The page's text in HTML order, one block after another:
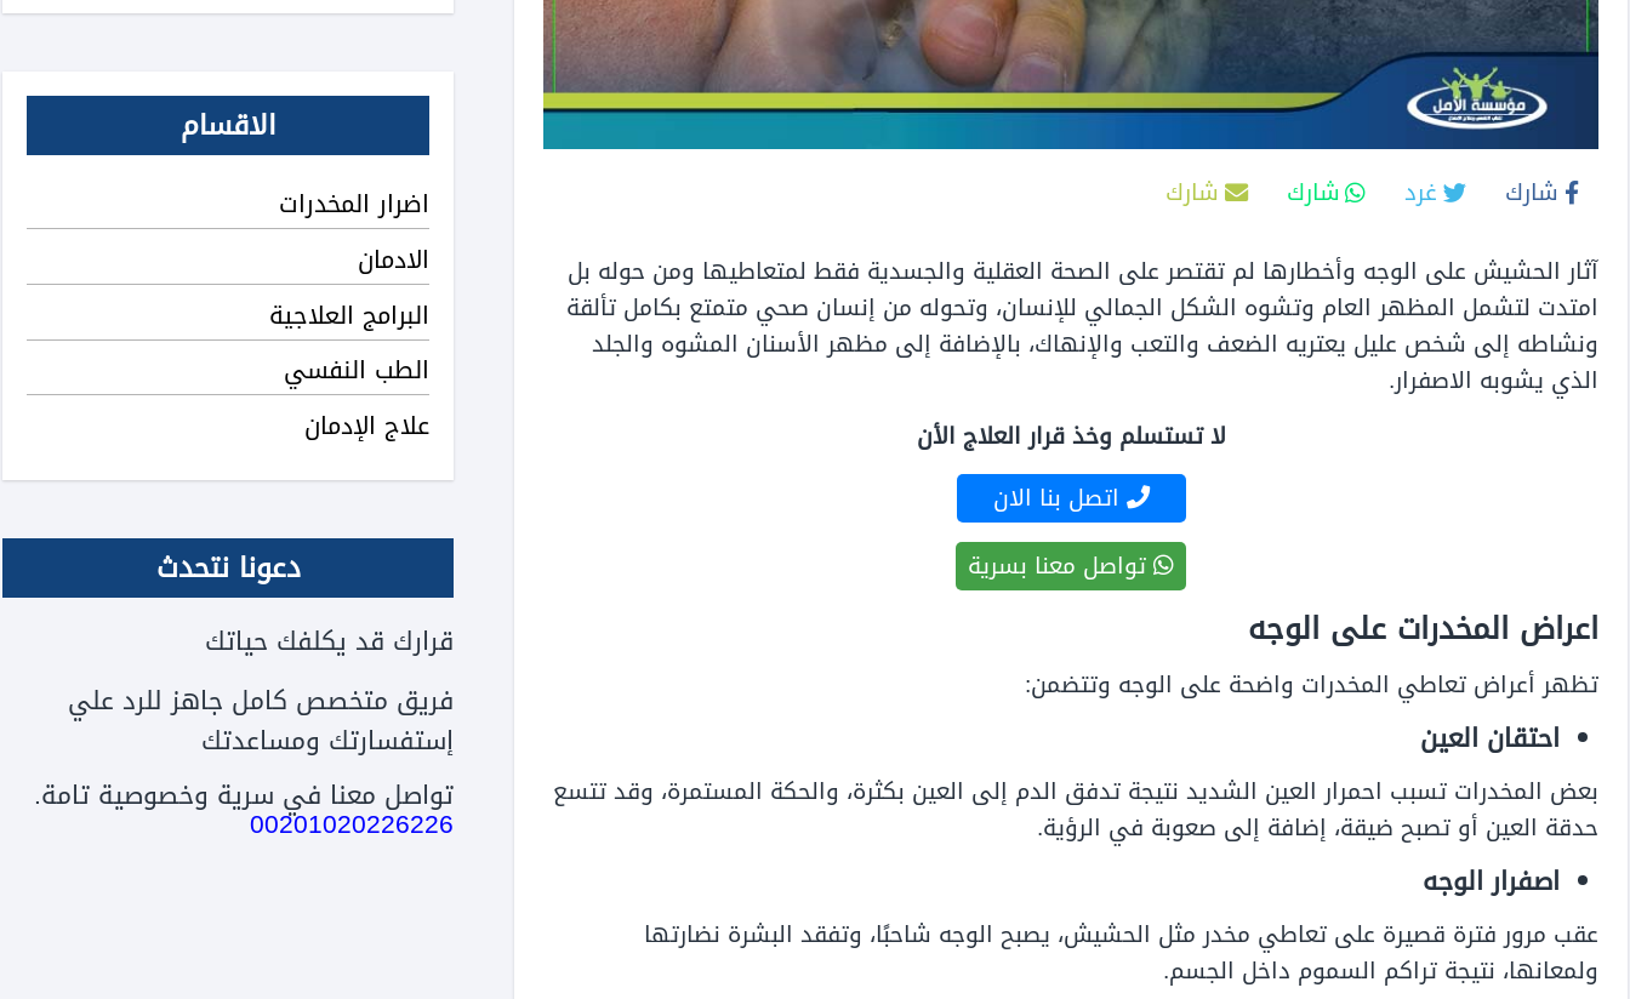
شارك غرد شارك
شارك
آثار الحشيش على الوجه وأخطارها لم تقتصر على الصحة العقلية والجسدية فقط لمتعاطيها ومن حوله بل
امتدت لتشمل المظهر العام وتشوه الشكل الجمالي للإنسان، وتحوله من إنسان صحي متمتع بكامل تألقة
ونشاطه إلى شخص عليل يعتريه الضعف والتعب والإنهاك، بالإضافة إلى مظهر الأسنان المشوه والجلد
الذي يشوبه الاصفرار.
لا تستسلم وخذ قرار العلاج الأن
اتصل بنا الان
تواصل معنا بسرية
اعراض المخدرات على الوجه
تظهر أعراض تعاطي المخدرات واضحة على الوجه وتتضمن:
احتقان العين
بعض المخدرات تسبب احمرار العين الشديد نتيجة تدفق الدم إلى العين بكثرة، والحكة المستمرة، وقد تتسع
حدقة العين أو تصبح ضيقة، إضافة إلى صعوبة في الرؤية.
اصفرار الوجه
عقب مرور فترة قصيرة على تعاطي مخدر مثل الحشيش، يصبح الوجه شاحبًا، وتفقد البشرة نضارتها
ولمعانها، نتيجة تراكم السموم داخل الجسم.
الاقسام
اضرار المخدرات
الادمان
البرامج العلاجية
الطب النفسي
علاج الإدمان
دعونا نتحدث
قرارك قد يكلفك حياتك
فريق متخصص كامل جاهز للرد علي
إستفسارتك ومساعدتك
تواصل معنا في سرية وخصوصية تامة.
00201020226226